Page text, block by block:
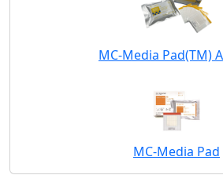
MC-Media Pad(TM)
MC-Media Pad